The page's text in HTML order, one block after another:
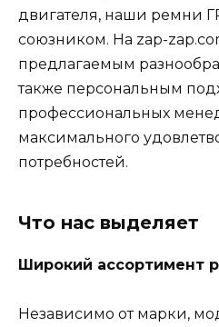
двигателя, наши ремни
союзником. На zap-
предлагаемым
также персональным
профессиональных
максимального
потребностей.
Что нас выделяет
Широкий ассортимент
Независимо от марки,